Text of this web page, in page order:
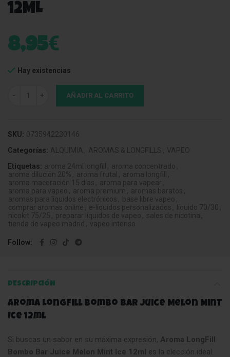
12ML
8,95€
Hay existencias
Aroma LongFill Bombo Bar Juice Melon Mint Ice 12ml cantidad
AÑADIR AL CARRITO
SKU:
0735942230146
Categorías: ALQUIMIA , AROMAS & LONGFILLS , VAPEO
Etiquetas: aroma 24ml longfill , aroma concentrado ,
aroma dilución 20% , aroma frutal , aroma longfill
,
aroma maceración 15 días , aroma para vapear ,
aroma para vapeo , aroma premium , aromas baratos ,
aromas para líquidos electrónicos , base libre vapeo ,
comprar aromas online , e-líquidos personalizados , líquido 70/30 ,
nicokit 75/25 , preparar líquidos de vapeo , sales de nicotina ,
tienda de vapeo madrid , vapeo intenso
Follow
DESCRIPCIÓN
Aroma LongFill Bombo Bar Juice Melon Mint
Ice 12ml
Si buscas un sabor en su máxima expresión, Aroma LongFill
Bombo Bar Juice Melon Mint Ice 12ml es la elección ideal.